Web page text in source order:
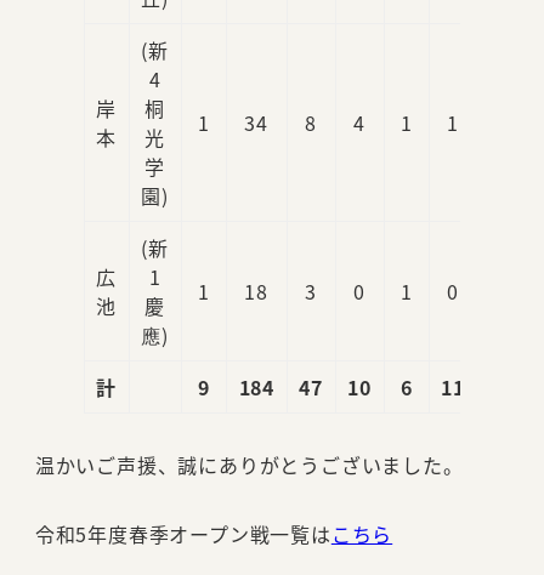
岸
本
(新
4
桐
光
学
園)
1 34 8 4 1 1
広
池
(新
1
慶
應)
1 18 3 0 1 0
計 9 184 47 10 6 11
温かいご声援、誠にありがとうございました。
令和5年度春季オープン戦一覧はこちら